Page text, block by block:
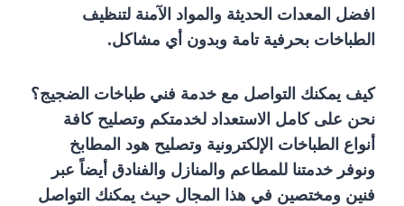
افضل المعدات الحديثة والمواد الآمنة لتنظيف
الطباخات بحرفية تامة وبدون أي مشاكل.
كيف يمكنك التواصل مع خدمة فني طباخات الضجيج؟
نحن على كامل الاستعداد لخدمتكم وتصليح كافة
أنواع الطباخات الإلكترونية وتصليح هود المطابخ
ونوفر خدمتنا للمطاعم والمنازل والفنادق أيضاً عبر
فنين ومختصين في هذا المجال حيث يمكنك التواصل